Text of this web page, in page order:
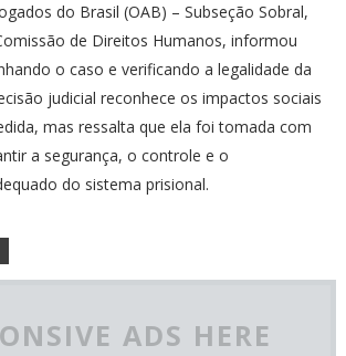
do Brasil (OAB) – Subseção Sobral,
de Direitos Humanos, informou
o caso e verificando a legalidade da
judicial reconhece os impactos sociais
mas ressalta que ela foi tomada com
a segurança, o controle e o
do sistema prisional.
ADS HERE